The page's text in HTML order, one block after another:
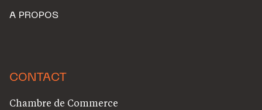
A PROPOS
CONTACT
Chambre de Commerce